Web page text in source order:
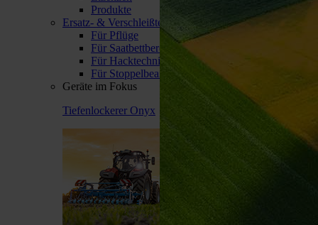
Produkte
Ersatz- & Verschleißteile
Für Pflüge
Für Saatbettbereitung
Für Hacktechnik
Für Stoppelbearbeitung
Geräte im Fokus
Tiefenlockerer Onyx